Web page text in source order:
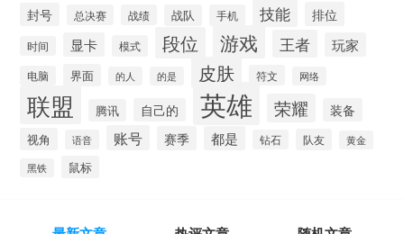
封号 总决赛 战绩 战队 手机 技能 排位
时间 显卡 模式 段位 游戏 王者 玩家
电脑 界面 的人 的是 皮肤 符文 网络
联盟 腾讯 自己的 英雄 荣耀 装备
视角 语音 账号 赛季 都是 钻石 队友 黄金
黑铁 鼠标